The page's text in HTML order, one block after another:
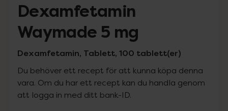
Dexamfetamin
Waymade 5 mg
Dexamfetamin, Tablett, 100 tablett(er)
Du behöver ett recept för att kunna köpa denna
vara. Om du har ett recept kan du handla genom
att logga in med ditt bank-ID.